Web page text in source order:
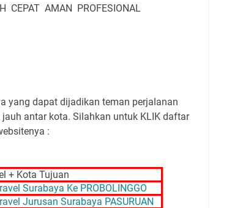
CEPAT AMAN PROFESIONAL
yang dapat dijadikan teman perjalanan
antar kota. Silahkan untuk KLIK daftar
:
+ Kota Tujuan
Surabaya Ke PROBOLINGGO
Jurusan Surabaya PASURUAN